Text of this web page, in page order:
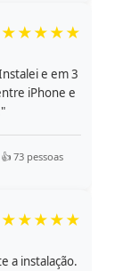
★★★★★
e em 3
iPhone e
73 pessoas
★★★★★
a instalação.